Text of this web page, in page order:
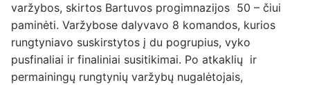
varžybos, skirtos Bartuvos progimnazijos 50 – čiui
paminėti. Varžybose dalyvavo 8 komandos, kurios
rungtyniavo suskirstytos į du pogrupius, vyko
pusfinaliai ir finaliniai susitikimai. Po atkaklių ir
permainingų rungtynių varžybų nugalėtojais,